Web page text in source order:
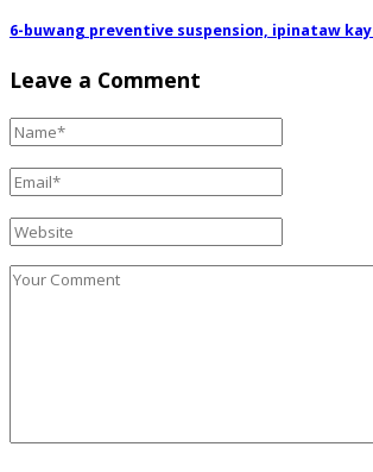
6-buwang preventive suspension, ipinataw
Leave a Comment